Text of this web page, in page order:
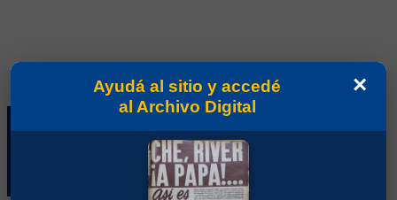
×
Ayudá al sitio y accedé
al Archivo Digital